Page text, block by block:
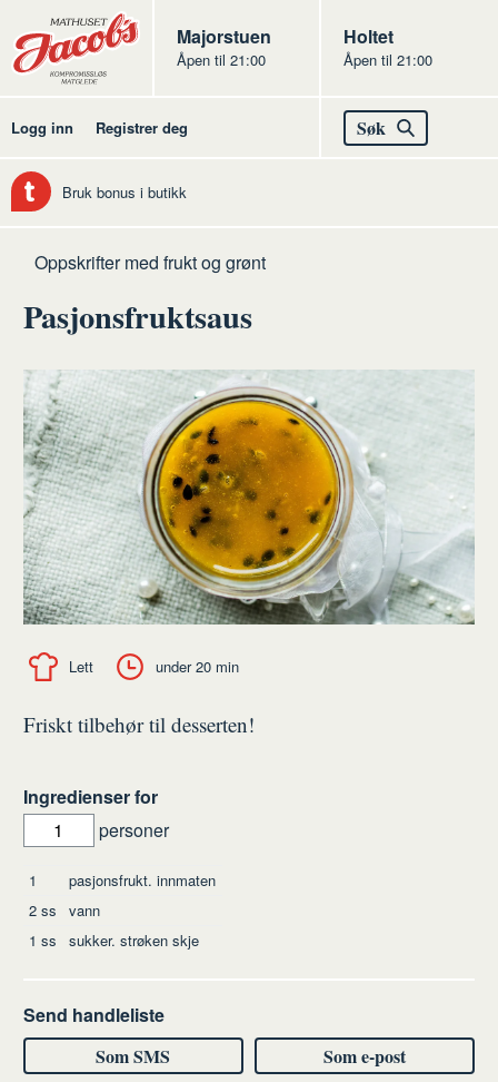
Butikker
Jacobs
Majorstuen
Åpen til 21:00
Jacobs
Holtet
Åpen til 21:00
Logg inn Registrer deg Søk
Bruk bonus i butikk
Hjem
Frukt
grønt
Oppskrifter med frukt og grønt
Pasjonsfruktsaus
Lett under 20 min
Friskt tilbehør til desserten!
Ingredienser for
personer
Ingredienser
1
pasjonsfrukt. innmaten
2ss
vann
1 ss sukker. strøken skje
Send handleliste
Som SMS
Som e-post